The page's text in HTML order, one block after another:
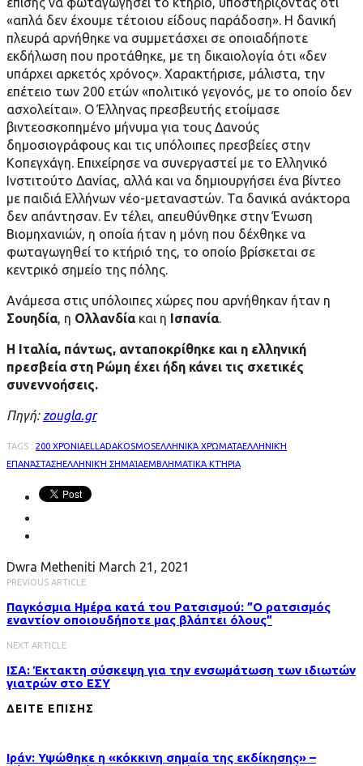
«απλά δεν έχουμε τέτοιου είδους παράδοση». Η δανική
πλευρά αρνήθηκε να συμμετάσχει σε οποιαδήποτε
εκδήλωση που προτάθηκε, με τη δικαιολογία ότι «δεν
υπάρχει αρκετός χρόνος». Χαρακτήρισε, μάλιστα, την
επέτειο των 200 ετών «πολιτικό γεγονός, με το οποίο δεν
ασχολείται». Ο Έλληνας πρεσβευτής ετοίμασε
βιντεοσκοπημένο μήνυμα για τους Δανούς
δημοσιογράφους και τις υπόλοιπες πρεσβείες στην
Κοπεγχάγη. Επιχείρησε να συνεργαστεί με το Ελληνικό
Ινστιτούτο Δανίας, αλλά και να δημιουργήσει ένα βίντεο
με παιδιά Ελλήνων νέο-μεταναστών. Τα δανικά ανάκτορα
δεν απάντησαν. Εν τέλει, απευθύνθηκε στην Ένωση
Βιομηχανιών, η οποία ήταν η μόνη που δέχθηκε να
φωταγωγηθεί το κτήριό της, το οποίο βρίσκεται σε
κεντρικό σημείο της πόλης.
Ανάμεσα στις υπόλοιπες χώρες που αρνήθηκαν ήταν η
Σουηδία, η Ολλανδίακαι η Ισπανία.
Η Ιταλία, πάντως, ανταποκρίθηκε και η ελληνική
πρεσβεία στη Ρώμη έχει ήδη κάνει τις σχετικές
συνεννοήσεις.
Πηγή: zougla.gr
TAGS : 200 ΧΡΌΝΙΑELLADAKOSMOSΕΛΛΗΝΙΚΆ ΧΡΏΜΑΤΑΕΛΛΗΝΙΚΉ
ΕΠΑΝΆΣΤΑΣΗΕΛΛΗΝΙΚΉ ΣΗΜΑΊΑΕΜΒΛΗΜΑΤΙΚΆ ΚΤΉΡΙΑ
Dwra Metheniti March 21, 2021
PREVIOUS ARTICLE
Παγκόσμια Ημέρα κατά του Ρατσισμού: ”Ο ρατσισμός
εναντίον οποιουδήποτε μας βλάπτει όλους”
NEXT ARTICLE
ΙΣΑ: Έκτακτη σύσκεψη για την ενσωμάτωση των ιδιωτών
γιατρών στο ΕΣΥ
ΔΕΙΤΕ ΕΠΙΣΗΣ
Ιράν: Υψώθηκε η «κόκκινη σημαία της εκδίκησης» –